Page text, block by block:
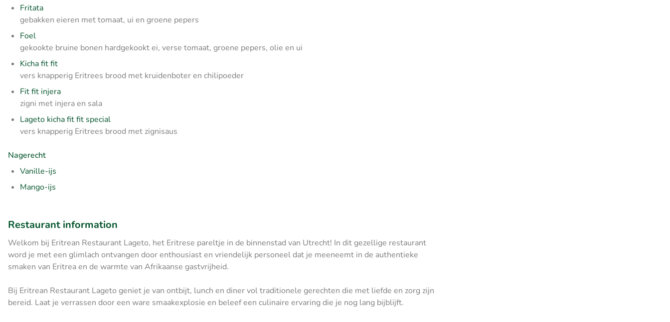
Fritata
gebakken eieren met tomaat, ui en groene pepers
Foel
gekookte bruine bonen hardgekookt ei, verse tomaat, groene pepers, olie en ui
Kicha fit fit
vers knapperig Eritrees brood met kruidenboter en chilipoeder
Fit fit injera
zigni met injera en sala
Lageto kicha fit fit special
vers knapperig Eritrees brood met zignisaus
Nagerecht
Vanille-ijs
Mango-ijs
Restaurant information
Welkom bij Eritrean Restaurant Lageto, het Eritrese pareltje in de binnenstad van Utrecht! In dit gezellige restaurant
word je met een glimlach ontvangen door enthousiast en vriendelijk personeel dat je meeneemt in de authentieke
smaken van Eritrea en de warmte van Afrikaanse gastvrijheid.
Bij Eritrean Restaurant Lageto geniet je van ontbijt, lunch en diner vol traditionele gerechten die met liefde en zorg zijn
bereid. Laat je verrassen door een ware smaakexplosie en beleef een culinaire ervaring die je nog lang bijblijft.